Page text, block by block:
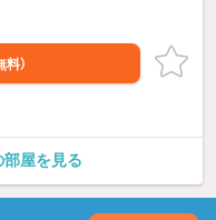
料）
屋を見る